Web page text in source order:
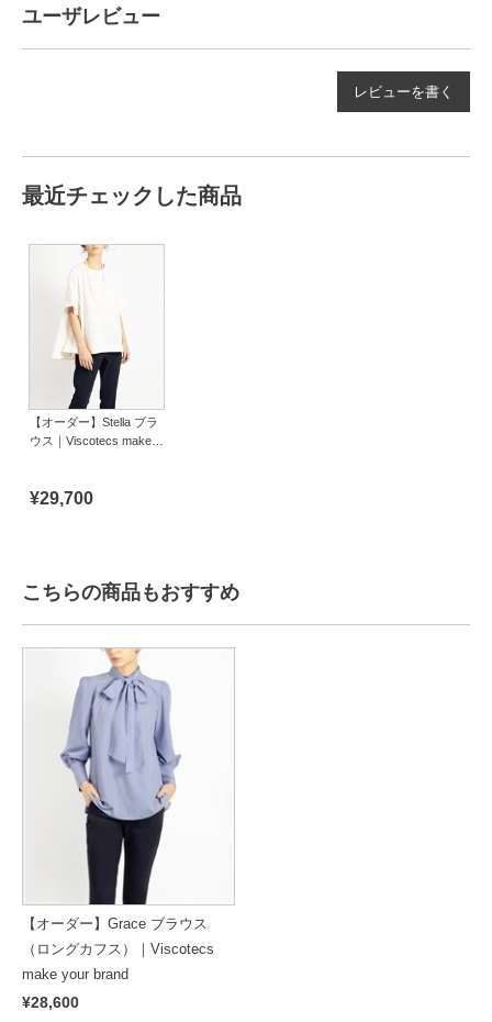
ユーザレビュー
レビューを書く
最近チェックした商品
【オーダー】Stella ブラ
ウス｜Viscotecs make
¥29,700
こちらの商品もおすすめ
【オーダー】Grace ブラウス
（ロングカフス）｜Viscotecs
make your brand
¥28,600